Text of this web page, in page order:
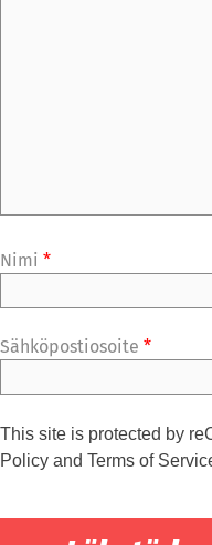
Nimi *
Sähköpostiosoite *
This site is protected by
Policy and Terms of